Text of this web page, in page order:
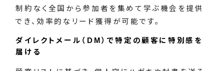
制約なく全国から参加者を集めて学ぶ機会を提供
でき、効率的なリード獲得が可能です。
ダイレクトメール（DM）で特定の顧客に特別感を
届ける